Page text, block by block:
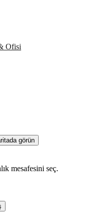
Ofisi
görün
mesafesini seç.